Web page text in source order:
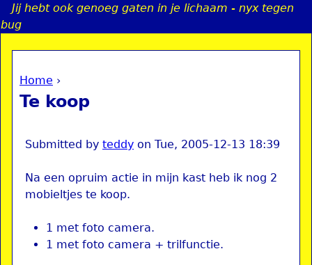
Jump to navigation
Jij hebt ook genoeg gaten in je lichaam - nyx tegen
bug
You are here
Home ›
Te koop
Submitted by teddy on Tue, 2005-12-13 18:39
Na een opruim actie in mijn kast heb ik nog 2
mobieltjes te koop.
1 met foto camera.
1 met foto camera + trilfunctie.